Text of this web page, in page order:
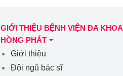
GIỚI THIỆU BỆNH VIỆN ĐA KHOA
HỒNG PHÁT
Giới thiệu
Đội ngũ bác sĩ